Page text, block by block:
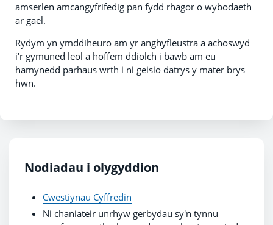
amserlen amcangyfrifedig pan fydd rhagor o wybodaeth
ar gael.
Rydym yn ymddiheuro am yr anghyfleustra a achoswyd
i'r gymuned leol a hoffem ddiolch i bawb am eu
hamynedd parhaus wrth i ni geisio datrys y mater brys
hwn.
Nodiadau i olygyddion
Cwestiynau Cyffredin
Ni chaniateir unrhyw gerbydau sy'n tynnu